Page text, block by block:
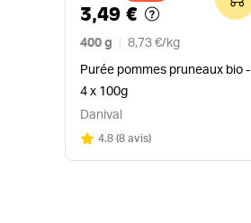
3,49 €
400 g 8,73 €/kg
Purée pommes pruneaux bio -
4 x 100g
Danival
Note
4.8 sur 5
(8 avis)